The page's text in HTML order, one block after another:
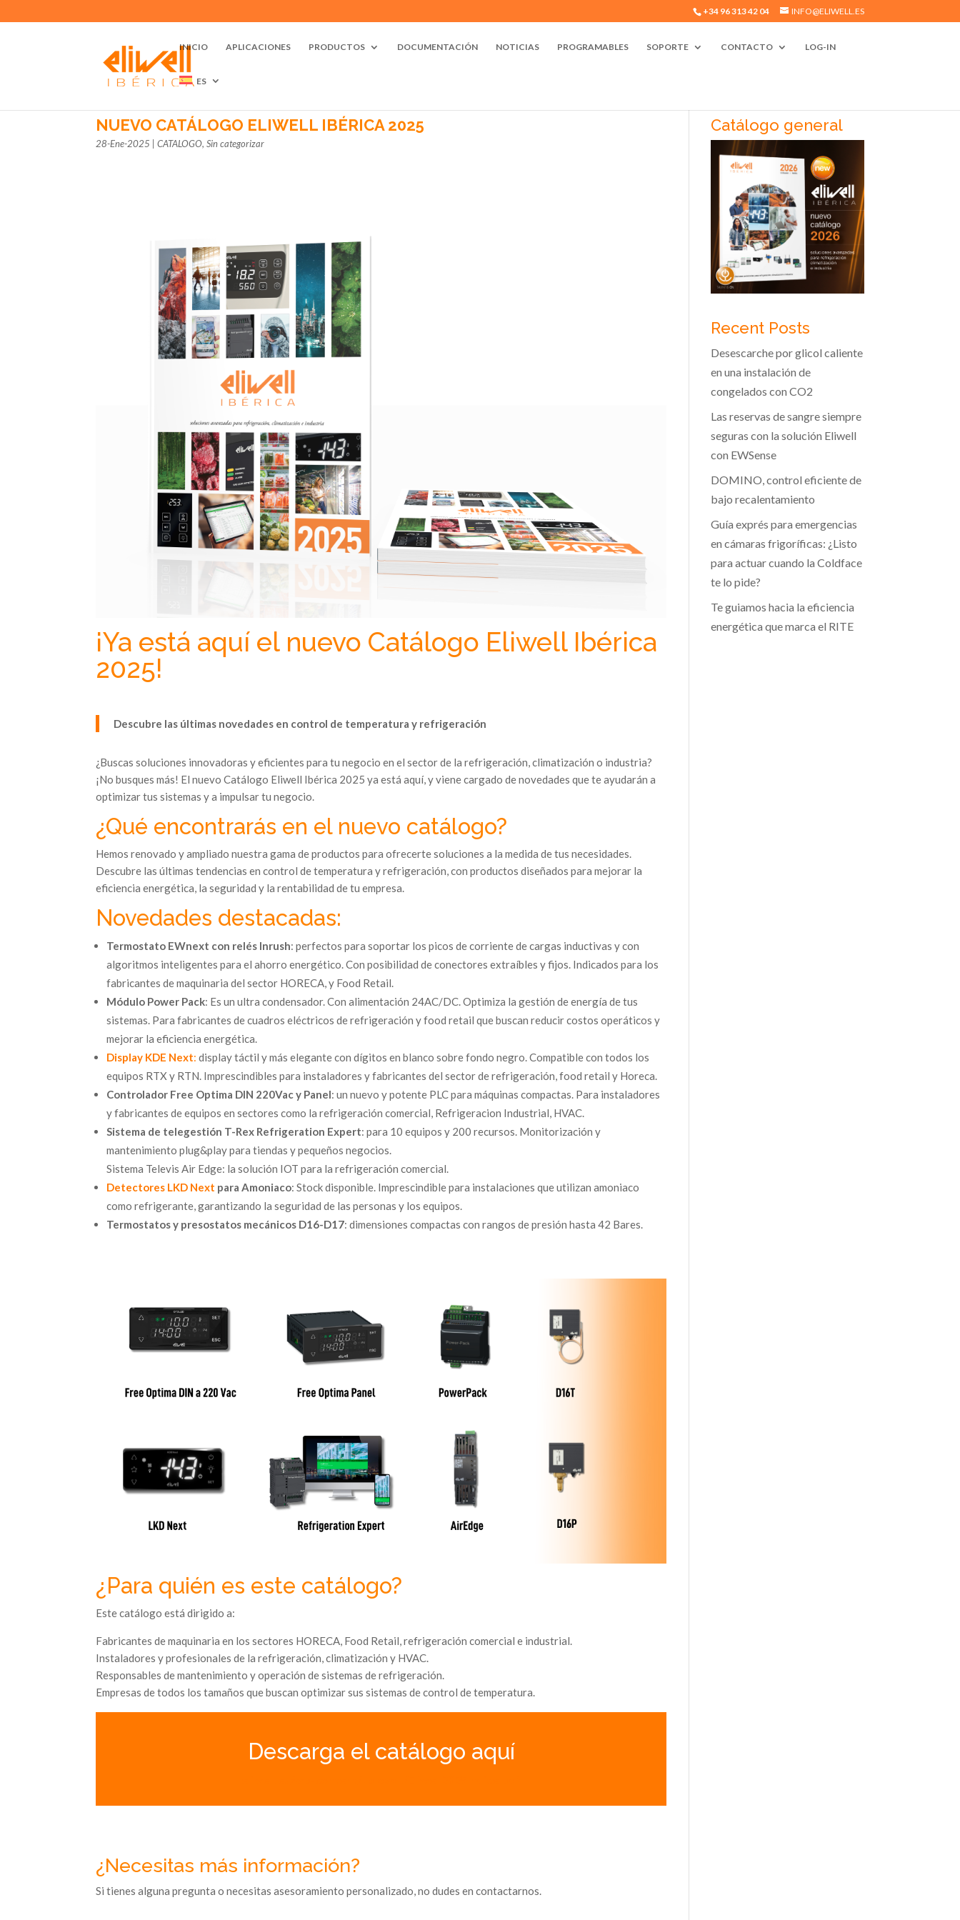
+34 96 313 42 04 INFO@ELIWELL.ES
INICIO APLICACIONES PRODUCTOS DOCUMENTACIÓN NOTICIAS PROGRAMABLES SOPORTE CONTACTO LOG-IN
ES
NUEVO CATÁLOGO ELIWELL IBÉRICA 2025
28-Ene-2025 |CATALOGO,Sin categorizar
¡Ya está aquí el nuevo Catálogo Eliwell Ibérica
2025!
Descubre las últimas novedades en control de temperatura y refrigeración
¿Buscas soluciones innovadoras y eficientes para tu negocio en el sector de la refrigeración, climatización o industria?
¡No busques más! El nuevo Catálogo Eliwell Ibérica 2025 ya está aquí, y viene cargado de novedades que te ayudarán a
optimizar tus sistemas y a impulsar tu negocio.
¿Qué encontrarás en el nuevo catálogo?
Hemos renovado y ampliado nuestra gama de productos para ofrecerte soluciones a la medida de tus necesidades.
Descubre las últimas tendencias en control de temperatura y refrigeración, con productos diseñados para mejorar la
eficiencia energética, la seguridad y la rentabilidad de tu empresa.
Novedades destacadas:
Termostato EWnext con relés Inrush: perfectos para soportar los picos de corriente de cargas inductivas y con
algoritmos inteligentes para el ahorro energético. Con posibilidad de conectores extraíbles y fijos. Indicados para los
fabricantes de maquinaria del sector HORECA, y Food Retail.
Módulo Power Pack: Es un ultra condensador. Con alimentación 24AC/DC. Optimiza la gestión de energía de tus
sistemas. Para fabricantes de cuadros eléctricos de refrigeración y food retail que buscan reducir costos operáticos y
mejorar la eficiencia energética.
Display KDE Next: display táctil y más elegante con dígitos en blanco sobre fondo negro. Compatible con todos los
equipos RTX y RTN. Imprescindibles para instaladores y fabricantes del sector de refrigeración, food retail y Horeca.
Controlador Free Optima DIN 220Vac y Panel: un nuevo y potente PLC para máquinas compactas. Para instaladores
y fabricantes de equipos en sectores como la refrigeración comercial, Refrigeracion Industrial, HVAC.
Sistema de telegestión T-Rex Refrigeration Expert: para 10 equipos y 200 recursos. Monitorización y
mantenimiento plug&play para tiendas y pequeños negocios.
Sistema Televis Air Edge: la solución IOT para la refrigeración comercial.
Detectores LKD Next para Amoniaco: Stock disponible. Imprescindible para instalaciones que utilizan amoniaco
como refrigerante, garantizando la seguridad de las personas y los equipos.
Termostatos y presostatos mecánicos D16-D17: dimensiones compactas con rangos de presión hasta 42 Bares.
¿Para quién es este catálogo?
Este catálogo está dirigido a:
Fabricantes de maquinaria en los sectores HORECA, Food Retail, refrigeración comercial e industrial.
Instaladores y profesionales de la refrigeración, climatización y HVAC.
Responsables de mantenimiento y operación de sistemas de refrigeración.
Empresas de todos los tamaños que buscan optimizar sus sistemas de control de temperatura.
Descarga el catálogo aquí
¿Necesitas más información?
Si tienes alguna pregunta o necesitas asesoramiento personalizado, no dudes en contactarnos.
Catálogo general
Recent Posts
Desescarche por glicol caliente
en una instalación de
congelados con CO2
Las reservas de sangre siempre
seguras con la solución Eliwell
con EWSense
DOMINO, control eficiente de
bajo recalentamiento
Guía exprés para emergencias
en cámaras frigoríficas: ¿Listo
para actuar cuando la Coldface
te lo pide?
Te guiamos hacia la eficiencia
energética que marca el RITE